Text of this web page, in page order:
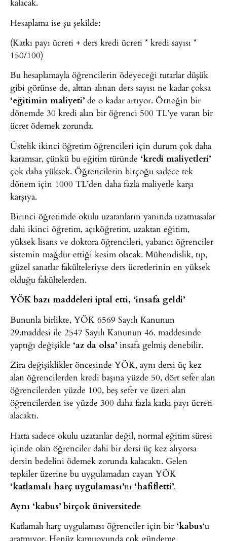
Hesaplama ise şu şekilde:
(Katkı payı ücreti + ders kredi ücreti * kredi sayısı *
150/100)
Bu hesaplamayla öğrencilerin ödeyeceği tutarlar düşük
gibi görünse de, alttan alınan ders sayısı ne kadar çoksa
‘eğitimin maliyeti’ de o kadar artıyor. Örneğin bir
dönemde 30 kredi alan bir öğrenci 500 TL’ye varan bir
ücret ödemek zorunda.
Üstelik ikinci öğretim öğrencileri için durum çok daha
karamsar, çünkü bu eğitim türünde ‘kredi maliyetleri’
çok daha yüksek. Öğrencilerin birçoğu sadece tek
dönem için 1000 TL’den daha fazla maliyetle karşı
karşıya.
Birinci öğretimde okulu uzatanların yanında uzatmasalar
dahi ikinci öğretim, açıköğretim, uzaktan eğitim,
yüksek lisans ve doktora öğrencileri, yabancı öğrenciler
sistemin mağdur ettiği kesim olacak. Mühendislik, tıp,
güzel sanatlar fakülteleriyse ders ücretlerinin en yüksek
olduğu fakültelerden.
YÖK bazı maddeleri iptal etti, ‘insafa geldi’
Bununla birlikte, YÖK 6569 Sayılı Kanunun
29.maddesi ile 2547 Sayılı Kanunun 46. maddesinde
yaptığı değişikle ‘az da olsa’ insafa gelmiş denebilir.
Zira değişiklikler öncesinde YÖK, aynı dersi üç kez
alan öğrencilerden kredi başına yüzde 50, dört sefer alan
öğrencilerden yüzde 100, beş sefer ve üzeri alan
öğrencilerden ise yüzde 300 daha fazla katkı payı ücreti
alacaktı.
Hatta sadece okulu uzatanlar değil, normal eğitim süresi
içinde olan öğrenciler dahi bir dersi üç kez alıyorsa
dersin bedelini ödemek zorunda kalacaktı. Gelen
tepkiler üzerine bu uygulamadan cayan YÖK
‘katlamalı harç uygulaması’nı ‘hafifletti’.
Aynı ‘kabus’ birçok üniversitede
Katlamalı harç uygulaması öğrenciler için bir ‘kabus‘u
aratmıyor. Henüz kamuoyunda çok gündeme